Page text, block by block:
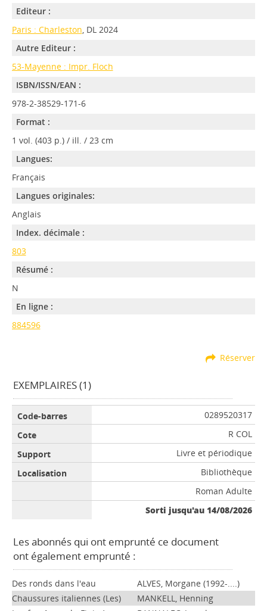
Editeur :
Paris : Charleston, DL 2024
Autre Editeur :
53-Mayenne : Impr. Floch
ISBN/ISSN/EAN :
978-2-38529-171-6
Format :
1 vol. (403 p.) / ill. / 23 cm
Langues:
Français
Langues originales:
Anglais
Index. décimale :
803
Résumé :
N
En ligne :
884596
Réserver
EXEMPLAIRES (1)
0289520317
R COL
Livre et périodique
Bibliothèque
Roman Adulte
Sorti jusqu'au 14/08/2026
Les abonnés qui ont emprunté ce document
ont également emprunté :
Des ronds dans l'eau
ALVES, Morgane (1992-....)
Chaussures italiennes (Les)
MANKELL, Henning